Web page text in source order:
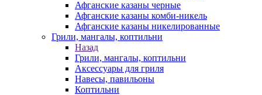
Афганские казаны черные
Афганские казаны комби-никель
Афганские казаны никелированные
Грили, мангалы, коптильни
Назад
Грили, мангалы, коптильни
Аксессуары для гриля
Навесы, павильоны
Коптильни